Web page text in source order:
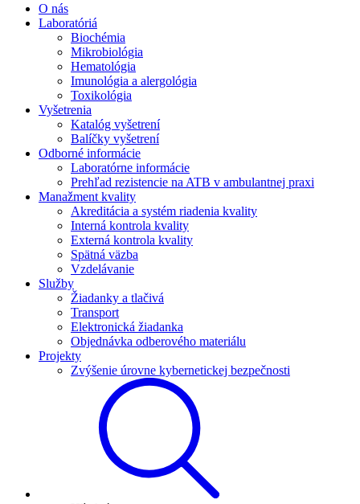
O nás
Laboratóriá
Biochémia
Mikrobiológia
Hematológia
Imunológia a alergológia
Toxikológia
Vyšetrenia
Katalóg vyšetrení
Balíčky vyšetrení
Odborné informácie
Laboratórne informácie
Prehľad rezistencie na ATB v ambulantnej praxi
Manažment kvality
Akreditácia a systém riadenia kvality
Interná kontrola kvality
Externá kontrola kvality
Spätná väzba
Vzdelávanie
Služby
Žiadanky a tlačivá
Transport
Elektronická žiadanka
Objednávka odberového materiálu
Projekty
Zvýšenie úrovne kybernetickej bezpečnosti